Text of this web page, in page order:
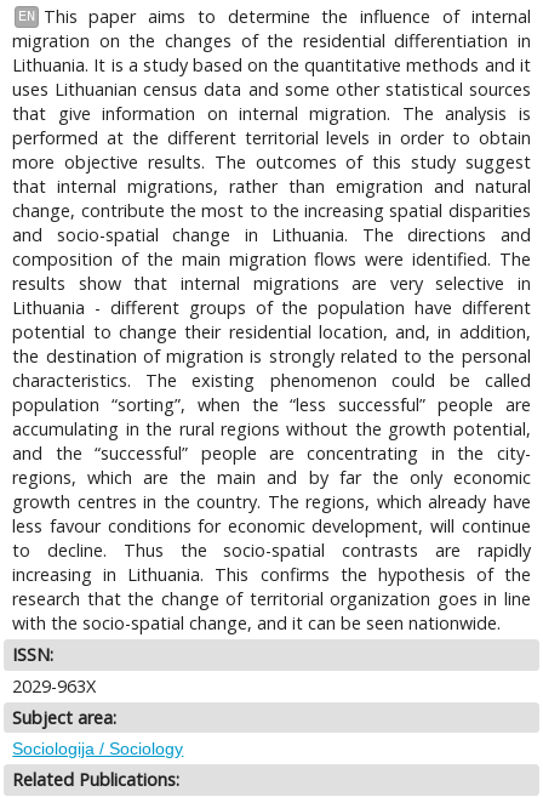
EN
This paper aims to determine the influence of internal
migration on the changes of the residential differentiation in
Lithuania. It is a study based on the quantitative methods and it
uses Lithuanian census data and some other statistical sources
that give information on internal migration. The analysis is
performed at the different territorial levels in order to obtain
more objective results. The outcomes of this study suggest
that internal migrations, rather than emigration and natural
change, contribute the most to the increasing spatial disparities
and socio-spatial change in Lithuania. The directions and
composition of the main migration flows were identified. The
results show that internal migrations are very selective in
Lithuania - different groups of the population have different
potential to change their residential location, and, in addition,
the destination of migration is strongly related to the personal
characteristics. The existing phenomenon could be called
population “sorting”, when the “less successful” people are
accumulating in the rural regions without the growth potential,
and the “successful” people are concentrating in the city-
regions, which are the main and by far the only economic
growth centres in the country. The regions, which already have
less favour conditions for economic development, will continue
to decline. Thus the socio-spatial contrasts are rapidly
increasing in Lithuania. This confirms the hypothesis of the
research that the change of territorial organization goes in line
with the socio-spatial change, and it can be seen nationwide.
ISSN:
2029-963X
Subject area:
Sociologija / Sociology
Related Publications: